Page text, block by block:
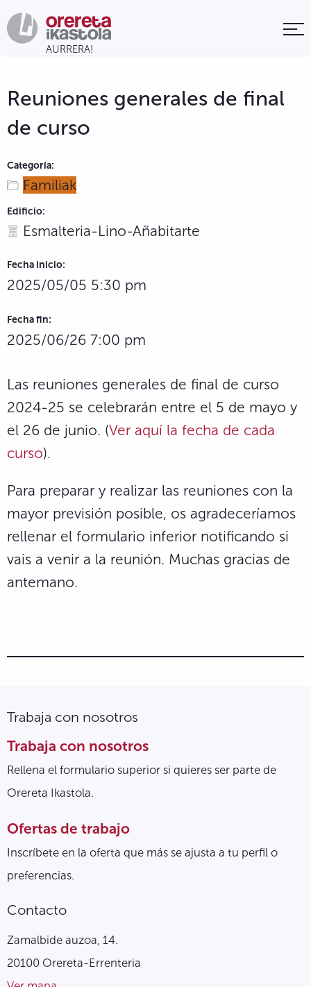
Reuniones generales de final
de curso
Categoría:
Familiak
Edificio:
Esmalteria-Lino-Añabitarte
Fecha inicio:
2025/05/05 5:30 pm
Fecha fin:
2025/06/26 7:00 pm
Las reuniones generales de final de curso
2024-25 se celebrarán entre el 5 de mayo y
el 26 de junio. (Ver aquí la fecha de cada
curso).
Para preparar y realizar las reuniones con la
mayor previsión posible, os agradeceríamos
rellenar el formulario inferior notificando si
vais a venir a la reunión. Muchas gracias de
antemano.
Trabaja con nosotros
Trabaja con nosotros
Rellena el formulario superior si quieres ser parte de
Orereta Ikastola.
Ofertas de trabajo
Inscríbete en la oferta que más se ajusta a tu perfil o
preferencias.
Contacto
Zamalbide auzoa, 14.
20100 Orereta-Errenteria